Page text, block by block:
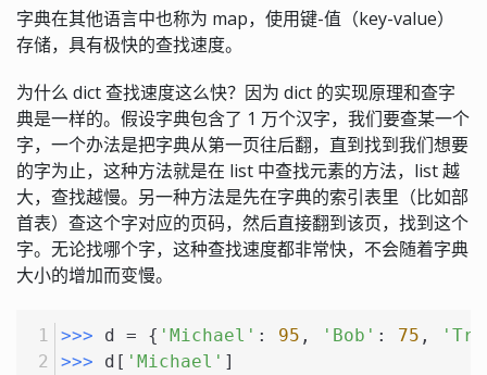
字典在其他语言中也称为 map，使用键-值（key-value）
存储，具有极快的查找速度。
为什么 dict 查找速度这么快？因为 dict 的实现原理和查字
典是一样的。假设字典包含了 1 万个汉字，我们要查某一个
字，一个办法是把字典从第一页往后翻，直到找到我们想要
的字为止，这种方法就是在 list 中查找元素的方法，list 越
大，查找越慢。另一种方法是先在字典的索引表里（比如部
首表）查这个字对应的页码，然后直接翻到该页，找到这个
字。无论找哪个字，这种查找速度都非常快，不会随着字典
大小的增加而变慢。
>>> d = { 'Michael' : 95 , 'Bob' : 75 ,
>>> d[ 'Michael' ]